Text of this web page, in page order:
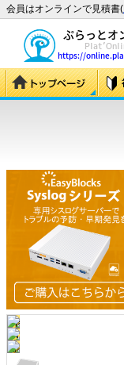
会員はオンラインで見積書(